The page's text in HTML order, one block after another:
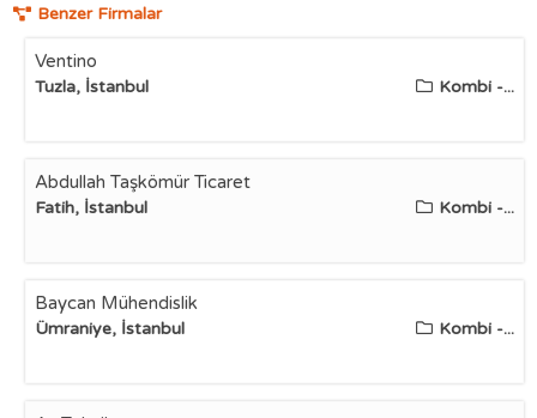
Benzer Firmalar
Ventino
Tuzla, İstanbul Kombi -...
Abdullah Taşkömür Ticaret
Fatih, İstanbul Kombi -...
Baycan Mühendislik
Ümraniye, İstanbul Kombi -...